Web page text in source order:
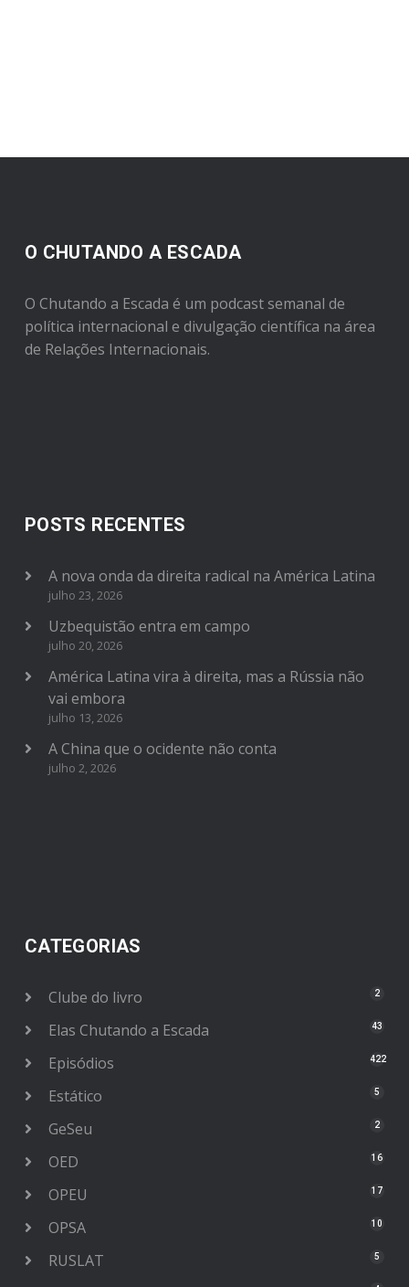
O CHUTANDO A ESCADA
O Chutando a Escada é um podcast semanal de
política internacional e divulgação científica na área
de Relações Internacionais.
POSTS RECENTES
A nova onda da direita radical na América Latina
julho 23, 2026
Uzbequistão entra em campo
julho 20, 2026
América Latina vira à direita, mas a Rússia não
vai embora
julho 13, 2026
A China que o ocidente não conta
julho 2, 2026
CATEGORIAS
Clube do livro 2
Elas Chutando a Escada 43
Episódios 422
Estático 5
GeSeu 2
OED 16
OPEU 17
OPSA 10
RUSLAT 5